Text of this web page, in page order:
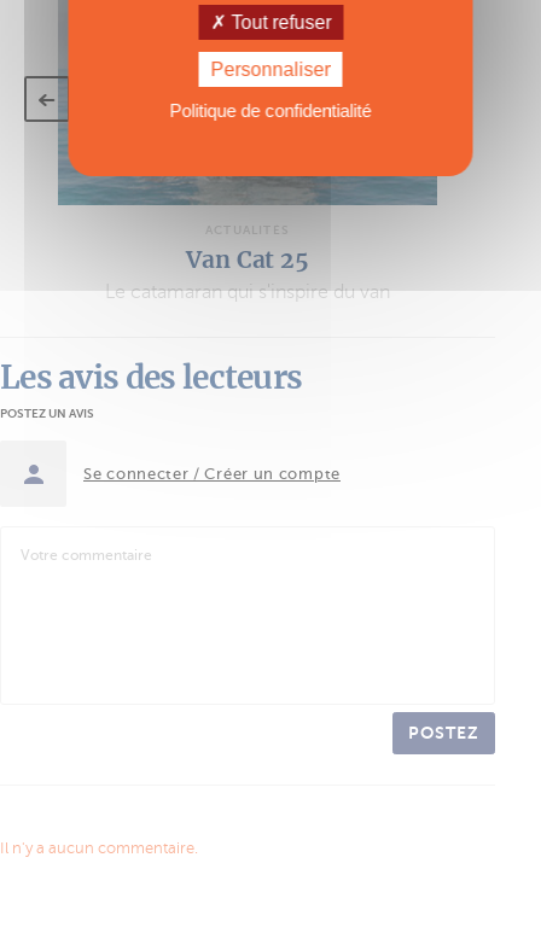
ACTUALITÉS
Van Cat 25
Le catamaran qui s'inspire du van
Les avis des lecteurs
POSTEZ UN AVIS
Se connecter / Créer un compte
POSTEZ
Il n'y a aucun commentaire.
Tout refuser
Personnaliser
Politique de confidentialité